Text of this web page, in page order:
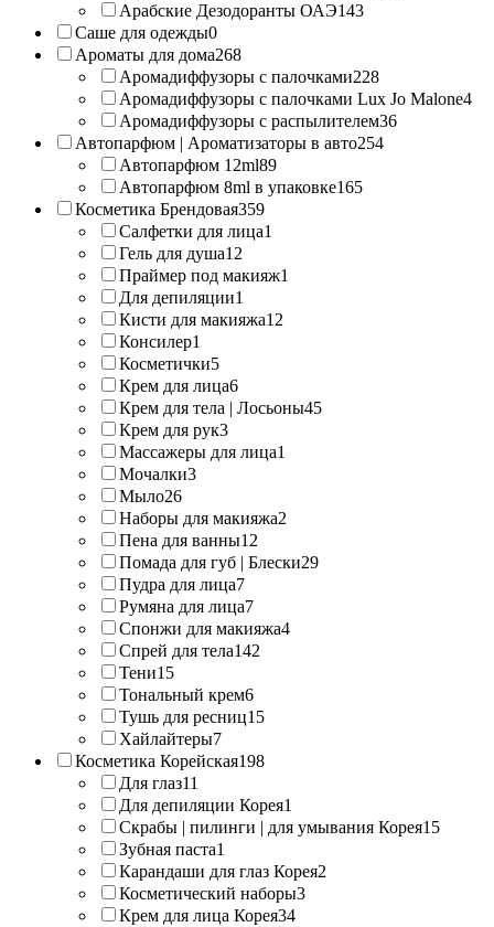
Арабские Дезодоранты ОАЭ143
Саше для одежды0
Ароматы для дома268
Аромадиффузоры с палочками228
Аромадиффузоры с палочками Lux Jo Malone4
Аромадиффузоры с распылителем36
Автопарфюм | Ароматизаторы в авто254
Автопарфюм 12ml89
Автопарфюм 8ml в упаковке165
Косметика Брендовая359
Салфетки для лица1
Гель для душа12
Праймер под макияж1
Для депиляции1
Кисти для макияжа12
Консилер1
Косметички5
Крем для лица6
Крем для тела | Лосьоны45
Крем для рук3
Массажеры для лица1
Мочалки3
Мыло26
Наборы для макияжа2
Пена для ванны12
Помада для губ | Блески29
Пудра для лица7
Румяна для лица7
Спонжи для макияжа4
Спрей для тела142
Тени15
Тональный крем6
Тушь для ресниц15
Хайлайтеры7
Косметика Корейская198
Для глаз11
Для депиляции Корея1
Скрабы | пилинги | для умывания Корея15
Зубная паста1
Карандаши для глаз Корея2
Косметический наборы3
Крем для лица Корея34